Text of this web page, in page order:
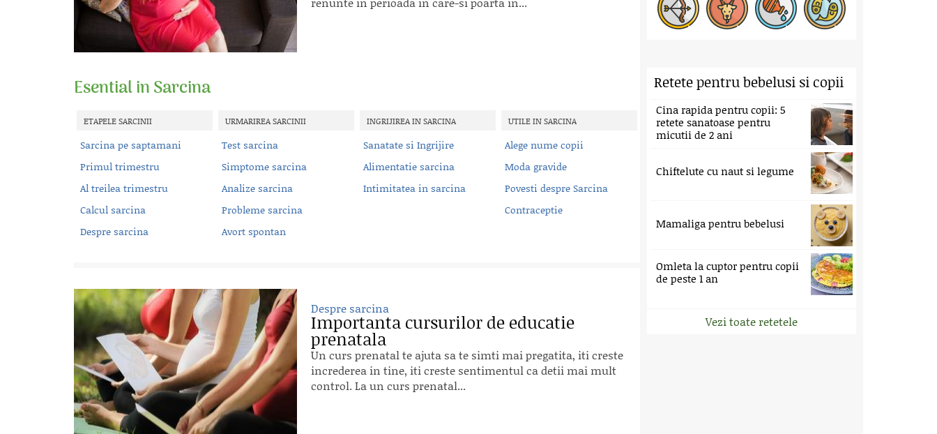
Esential in Sarcina
ETAPELE SARCINII
Sarcina pe saptamani
Primul trimestru
Al treilea trimestru
Calcul sarcina
Despre sarcina
URMARIREA SARCINII
Test sarcina
Simptome sarcina
Analize sarcina
Probleme sarcina
Avort spontan
INGRIJIREA IN SARCINA
Sanatate si Ingrijire
Alimentatie sarcina
Intimitatea in sarcina
UTILE IN SARCINA
Alege nume copii
Moda gravide
Povesti despre Sarcina
Contraceptie
Despre sarcina
Importanta cursurilor de educatie
prenatala
Un curs prenatal te ajuta sa te simti mai pregatita, iti creste
increderea in tine, iti creste sentimentul ca detii mai mult
control. La un curs prenatal...
Retete pentru bebelusi si copii
Cina rapida pentru copii: 5
retete sanatoase pentru
micutii de 2 ani
Chiftelute cu naut si legume
Mamaliga pentru bebelusi
Omleta la cuptor pentru copii
de peste 1 an
Vezi toate retetele